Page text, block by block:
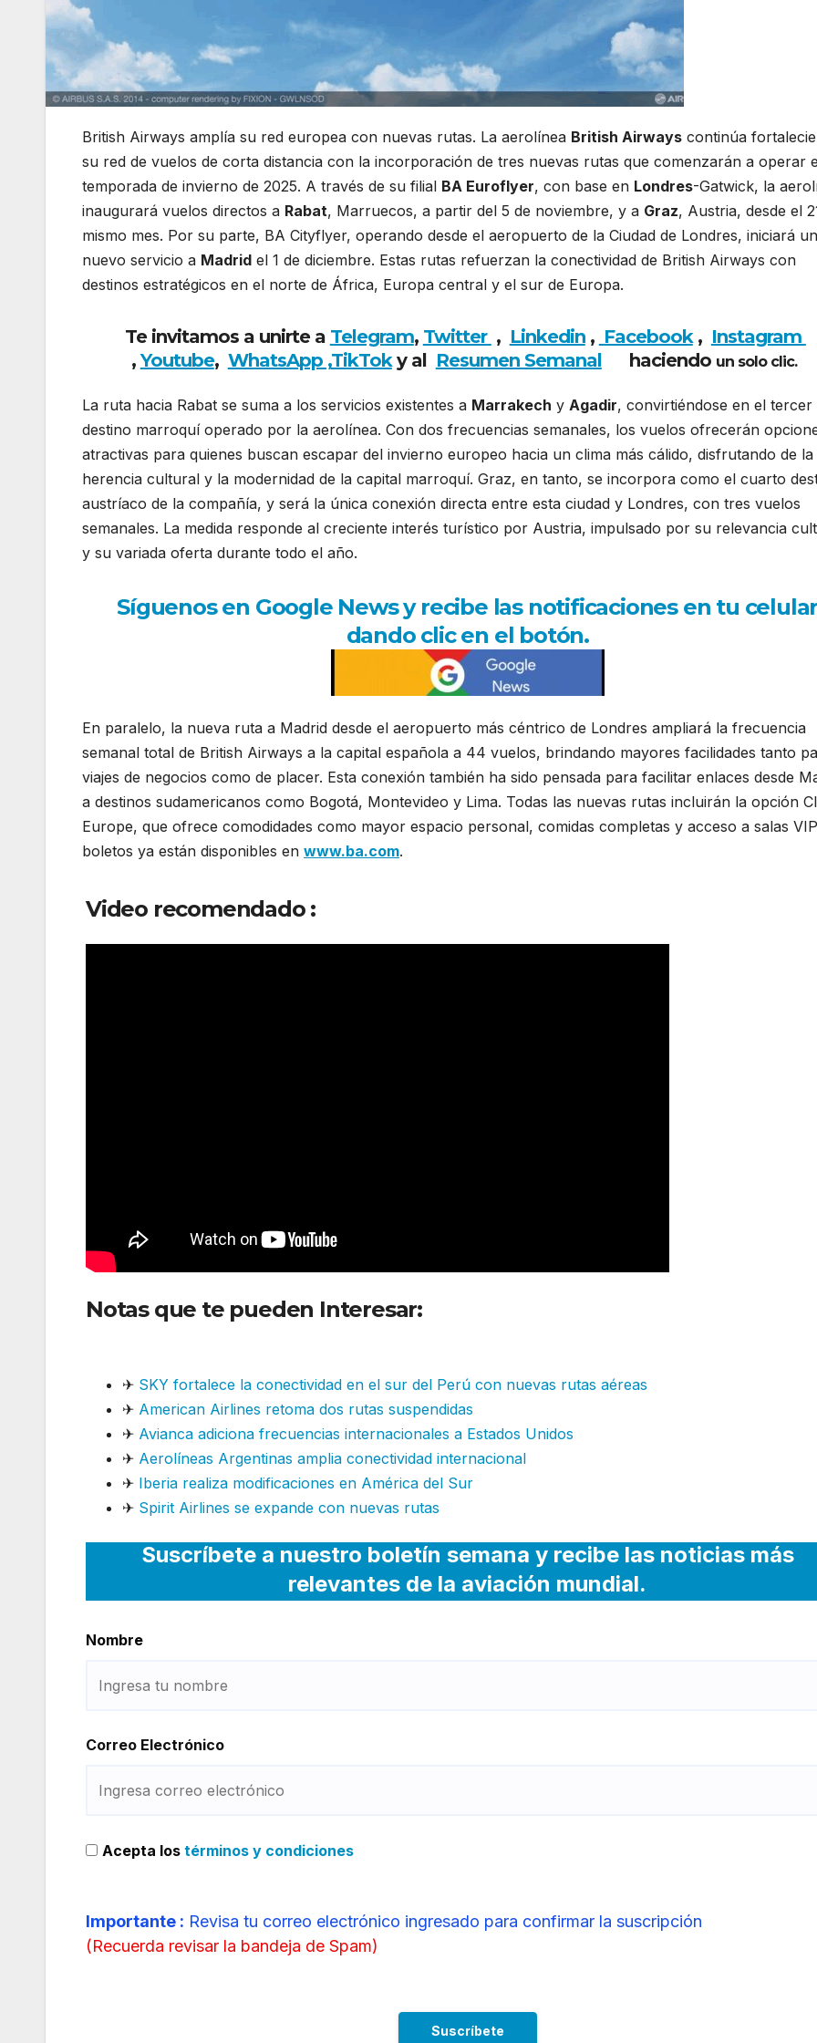
British Airways amplía su red europea con nuevas rutas. La aerolínea British Airways continúa
su red de vuelos de corta distancia con la incorporación de tres nuevas rutas que comenzarán a operar
temporada de invierno de 2025. A través de su filial BA Euroflyer, con base en Londres-Gatwick, la
inaugurará vuelos directos a Rabat, Marruecos, a partir del 5 de noviembre, y a Graz, Austria, desde el
mismo mes. Por su parte, BA Cityflyer, operando desde el aeropuerto de la Ciudad de Londres, iniciará un
nuevo servicio a Madrid el 1 de diciembre. Estas rutas refuerzan la conectividad de British Airways con
destinos estratégicos en el norte de África, Europa central y el sur de Europa.
Te invitamos a unirte a Telegram, Twitter , Linkedin, Facebook, Instagram
,Youtube, WhatsApp ,TikToky al Resumen Semanalhaciendo un solo clic.
La ruta hacia Rabat se suma a los servicios existentes a Marrakech y Agadir, convirtiéndose en el tercer
destino marroquí operado por la aerolínea. Con dos frecuencias semanales, los vuelos ofrecerán
atractivas para quienes buscan escapar del invierno europeo hacia un clima más cálido, disfrutando de
herencia cultural y la modernidad de la capital marroquí. Graz, en tanto, se incorpora como el cuarto
austríaco de la compañía, y será la única conexión directa entre esta ciudad y Londres, con tres vuelos
semanales. La medida responde al creciente interés turístico por Austria, impulsado por su relevancia
y su variada oferta durante todo el año.
Síguenos en Google News y recibe las notificaciones en tu
dando clic en el botón.
En paralelo, la nueva ruta a Madrid desde el aeropuerto más céntrico de Londres ampliará la frecuencia
semanal total de British Airways a la capital española a 44 vuelos, brindando mayores facilidades tanto
viajes de negocios como de placer. Esta conexión también ha sido pensada para facilitar enlaces desde
a destinos sudamericanos como Bogotá, Montevideo y Lima. Todas las nuevas rutas incluirán la opción
Europe, que ofrece comodidades como mayor espacio personal, comidas completas y acceso a salas
boletos ya están disponibles en www.ba.com.
Video recomendado :
Notas que te pueden Interesar:
✈ SKY fortalece la conectividad en el sur del Perú con nuevas rutas aéreas
✈ American Airlines retoma dos rutas suspendidas
✈ Avianca adiciona frecuencias internacionales a Estados Unidos
✈ Aerolíneas Argentinas amplia conectividad internacional
✈ Iberia realiza modificaciones en América del Sur
✈ Spirit Airlines se expande con nuevas rutas
Suscríbete a nuestro boletín semana y recibe las noticias más
relevantes de la aviación mundial.
Nombre
Correo Electrónico
Acepta los términos y condiciones
Importante : Revisa tu correo electrónico ingresado para confirmar la suscripción
(Recuerda revisar la bandeja de Spam)